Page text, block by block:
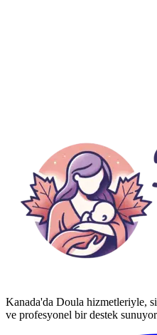
Kanada'da Doula hizmetleriyle,
ve profesyonel bir destek